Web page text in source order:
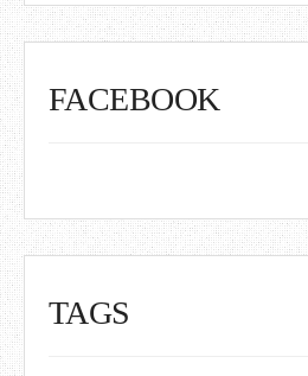
FACEBOOK
TAGS